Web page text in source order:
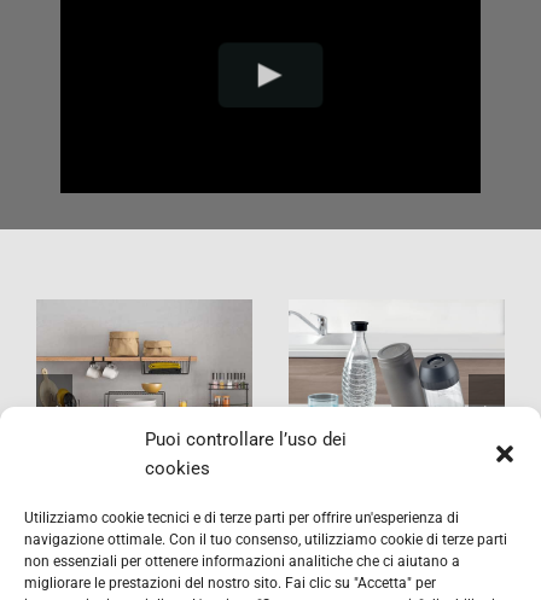
Puoi controllare l’uso dei
cookies
Utilizziamo cookie tecnici e di terze parti per offrire un'esperienza di
navigazione ottimale. Con il tuo consenso, utilizziamo cookie di terze parti
non essenziali per ottenere informazioni analitiche che ci aiutano a
migliorare le prestazioni del nostro sito. Fai clic su "Accetta" per
Tidytex Aquatex